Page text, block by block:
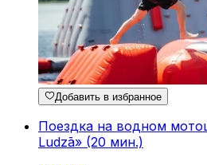
Добавить в избранное
Поездка на водном
Ludzā» (20 мин.)